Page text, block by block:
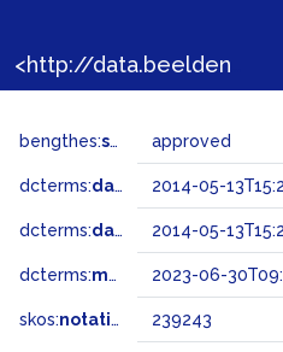
bengthes:status approved
dcterms:dateAccepted 2014-05-
dcterms:dateSubmitted 2014-05-
dcterms:modified 2023-06-
skos:notation 239243